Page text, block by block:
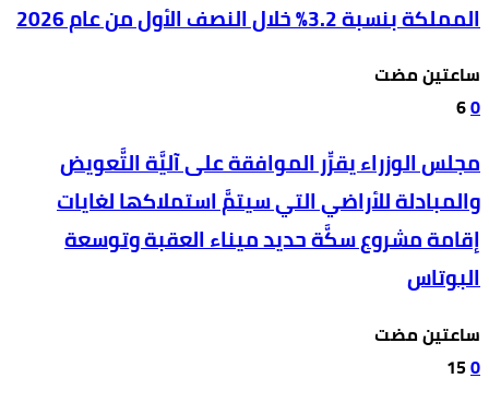
المملكة بنسبة 3.2% خلال النصف الأول من عام 2026
‫‫‫‏‫ساعتين مضت‬
0
6
مجلس الوزراء يقرِّر الموافقة على آليَّة التَّعويض
والمبادلة للأراضي التي سيتمَّ استملاكها لغايات
إقامة مشروع سكَّة حديد ميناء العقبة وتوسعة
البوتاس
‫‫‫‏‫ساعتين مضت‬
0
15